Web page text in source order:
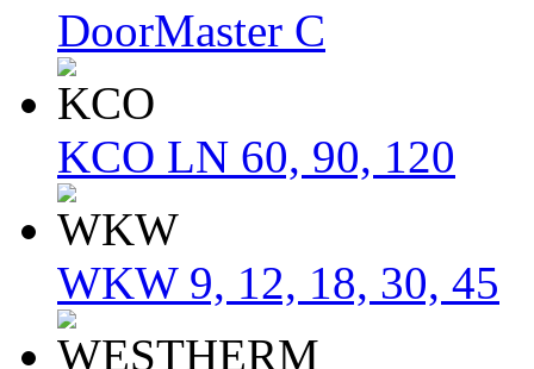
DoorMaster C
KCO LN 60, 90, 120
WKW 9, 12, 18, 30, 45